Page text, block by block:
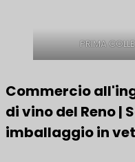
PRIMA
Commercio
di vino del Reno |
imballaggio in